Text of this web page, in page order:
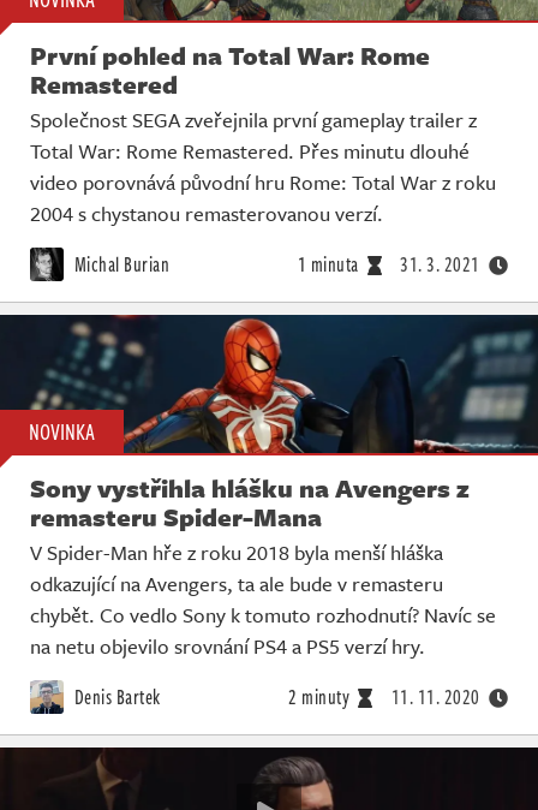
První pohled na Total War: Rome
Remastered
Společnost SEGA zveřejnila první gameplay trailer z
Total War: Rome Remastered. Přes minutu dlouhé
video porovnává původní hru Rome: Total War z roku
2004 s chystanou remasterovanou verzí.
Michal Burian 1 minuta 31. 3. 2021
NOVINKA
Sony vystřihla hlášku na Avengers z
remasteru Spider-Mana
V Spider-Man hře z roku 2018 byla menší hláška
odkazující na Avengers, ta ale bude v remasteru
chybět. Co vedlo Sony k tomuto rozhodnutí? Navíc se
na netu objevilo srovnání PS4 a PS5 verzí hry.
Denis Bartek 2 minuty 11. 11. 2020